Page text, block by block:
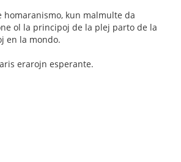
homaranismo, kun malmulte da
ol la principoj de la plej parto de la
en la mondo.
erarojn esperante.